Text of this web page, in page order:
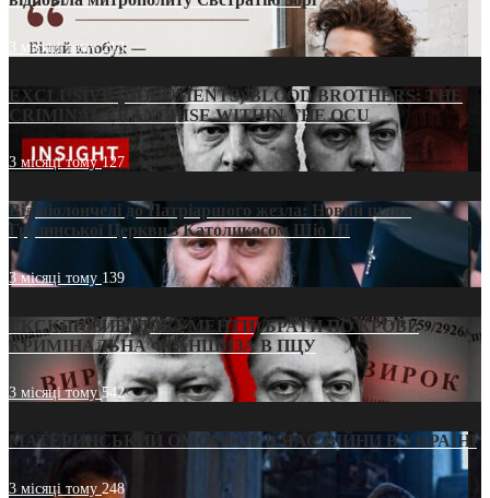
3 місяці тому213
EXCLUSIVE (DOCUMENTS)/BLOOD BROTHERS: THE
CRIMINAL FRANCHISE WITHIN THE OCU
3 місяці тому127
Від віолончелі до Патріаршого жезла: Новий шлях
Грузинської Церкви з Католикосом Шіо III
3 місяці тому 139
ЕКСКЛЮЗИВ (ДОКУМЕНТИ)/БРАТИ ПО КРОВІ:
КРИМІНАЛЬНА ФРАНШИЗА В ПЦУ
3 місяці тому542
МАТЕРИНСЬКИЙ ОМОРФОР В ЧАС ВІЙНИ В УКРАЇНІ
3 місяці тому248